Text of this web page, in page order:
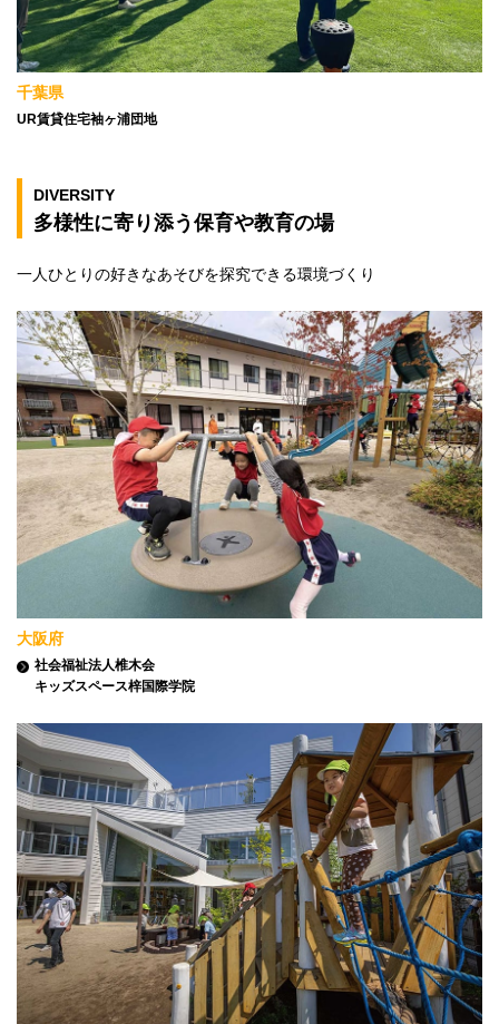
千葉県
UR賃貸住宅袖ヶ浦団地
DIVERSITY
多様性に寄り添う保育や教育の場
一人ひとりの好きなあそびを探究できる環境づくり
大阪府
社会福祉法人椎木会
キッズスペース梓国際学院